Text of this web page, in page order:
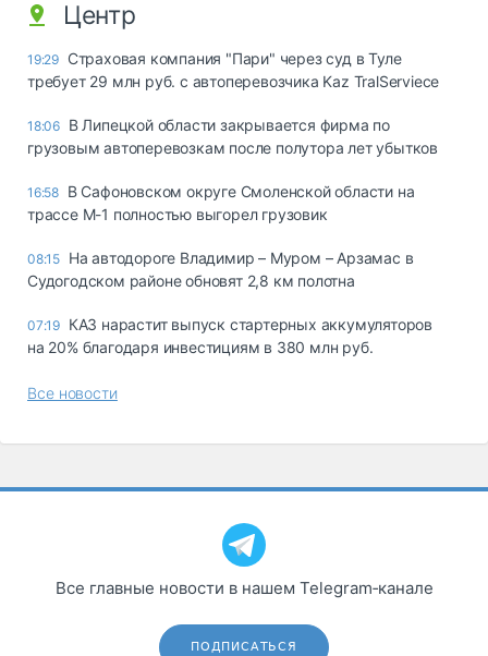
Центр
19:29 Страховая компания "Пари" через суд в Туле
требует 29 млн руб. с автоперевозчика Kaz TralServiece
18:06 В Липецкой области закрывается фирма по
грузовым автоперевозкам после полутора лет убытков
16:58 В Сафоновском округе Смоленской области на
трассе М-1 полностью выгорел грузовик
08:15 На автодороге Владимир – Муром – Арзамас в
Судогодском районе обновят 2,8 км полотна
07:19 КАЗ нарастит выпуск стартерных аккумуляторов
на 20% благодаря инвестициям в 380 млн руб.
Все новости
Все главные новости в нашем Telegram‑канале
ПОДПИСАТЬСЯ